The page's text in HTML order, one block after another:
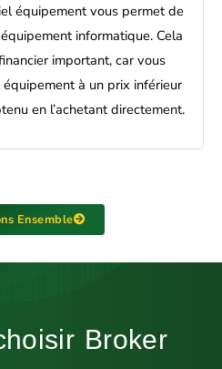
équipement vous permet de
informatique. Cela
important, car vous
à un prix inférieur
en l’achetant directement.
Ensemble
Broker